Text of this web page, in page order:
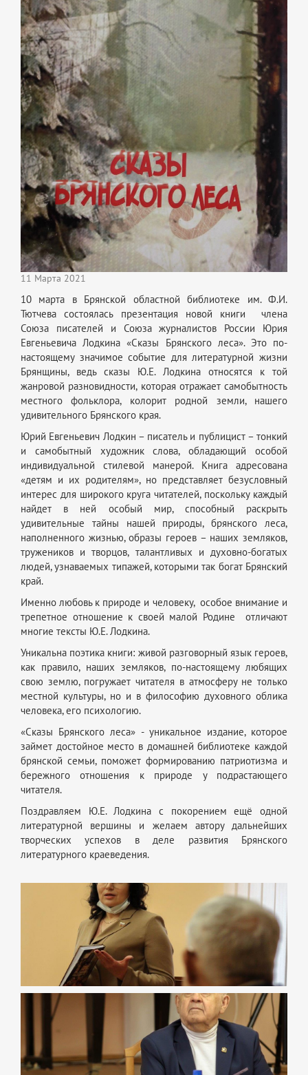
11 Марта 2021
10 марта в Брянской областной библиотеке им. Ф.И.
Тютчева состоялась презентация новой книги члена
Союза писателей и Союза журналистов России Юрия
Евгеньевича Лодкина «Сказы Брянского леса». Это по-
настоящему значимое событие для литературной жизни
Брянщины, ведь сказы Ю.Е. Лодкина относятся к той
жанровой разновидности, которая отражает самобытность
местного фольклора, колорит родной земли, нашего
удивительного Брянского края.
Юрий Евгеньевич Лодкин – писатель и публицист – тонкий
и самобытный художник слова, обладающий особой
индивидуальной стилевой манерой. Книга адресована
«детям и их родителям», но представляет безусловный
интерес для широкого круга читателей, поскольку каждый
найдет в ней особый мир, способный раскрыть
удивительные тайны нашей природы, брянского леса,
наполненного жизнью, образы героев – наших земляков,
тружеников и творцов, талантливых и духовно-богатых
людей, узнаваемых типажей, которыми так богат Брянский
край.
Именно любовь к природе и человеку, особое внимание и
трепетное отношение к своей малой Родине отличают
многие тексты Ю.Е. Лодкина.
Уникальна поэтика книги: живой разговорный язык героев,
как правило, наших земляков, по-настоящему любящих
свою землю, погружает читателя в атмосферу не только
местной культуры, но и в философию духовного облика
человека, его психологию.
«Сказы Брянского леса» - уникальное издание, которое
займет достойное место в домашней библиотеке каждой
брянской семьи, поможет формированию патриотизма и
бережного отношения к природе у подрастающего
читателя.
Поздравляем Ю.Е. Лодкина с покорением ещё одной
литературной вершины и желаем автору дальнейших
творческих успехов в деле развития Брянского
литературного краеведения.